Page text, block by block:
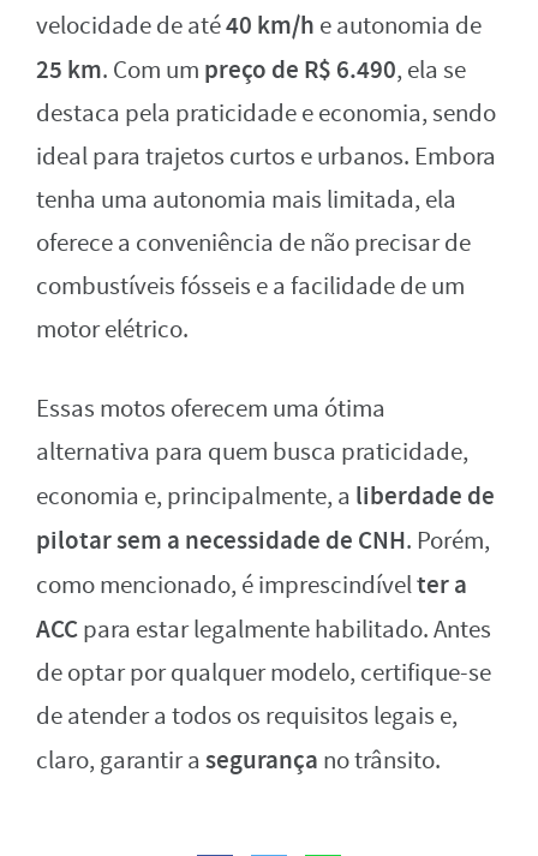
velocidade de até40 km/h e autonomia de
25 km. Com um preço de R$ 6.490, ela se
destaca pela praticidade e economia, sendo
ideal para trajetos curtos e urbanos. Embora
tenha uma autonomia mais limitada, ela
oferece a conveniência de não precisar de
combustíveis fósseis e a facilidade de um
motor elétrico.
Essas motos oferecem uma ótima
alternativa para quem busca praticidade,
economia e, principalmente, a liberdade de
pilotar sem a necessidade de CNH. Porém,
como mencionado, é imprescindívelter a
ACCpara estar legalmente habilitado. Antes
de optar por qualquer modelo, certifique-se
de atender a todos os requisitos legais e,
claro, garantir a segurança no trânsito.